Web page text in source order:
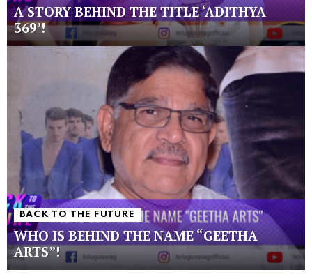
A STORY BEHIND THE TITLE ‘ADITHYA
369’!
BACK TO THE FUTURE
WHO IS BEHIND THE NAME “GEETHA
ARTS”!